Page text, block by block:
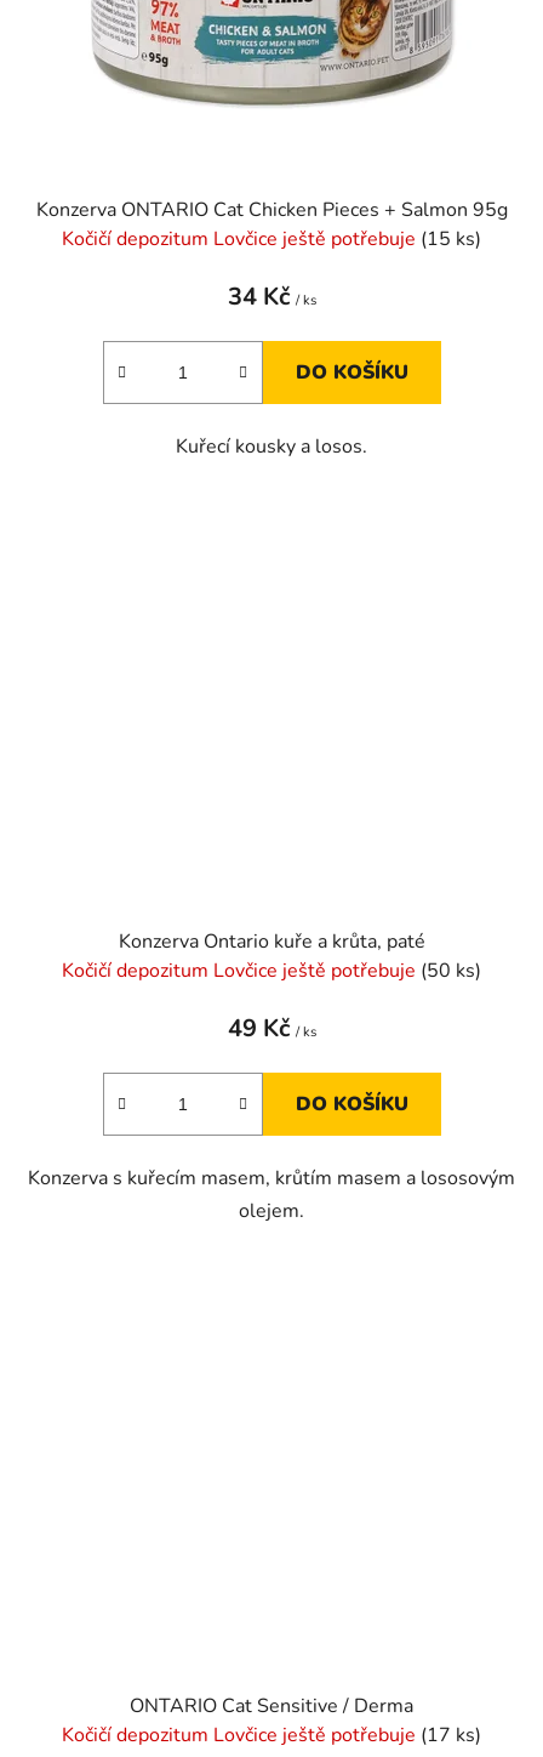
Konzerva ONTARIO Cat Chicken Pieces + Salmon 95g
Kočičí depozitum Lovčice ještě potřebuje (15 ks)
34 Kč / ks
DO KOŠÍKU
Kuřecí kousky a losos.
Konzerva Ontario kuře a krůta, paté
Kočičí depozitum Lovčice ještě potřebuje (50 ks)
49 Kč / ks
DO KOŠÍKU
Konzerva s kuřecím masem, krůtím masem a lososovým
olejem.
ONTARIO Cat Sensitive / Derma
Kočičí depozitum Lovčice ještě potřebuje (17 ks)